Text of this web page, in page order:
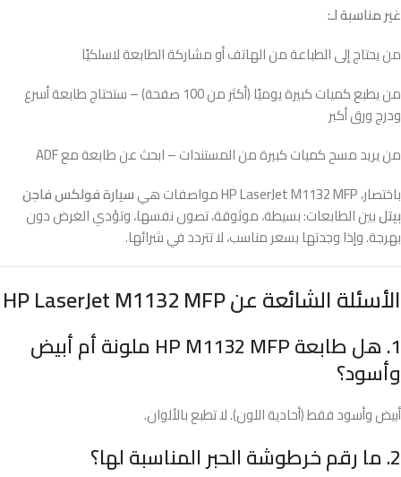
غير مناسبة لـ:
من يحتاج إلى الطباعة من الهاتف أو مشاركة الطابعة لاسلكيًا
من يطبع كميات كبيرة يوميًا (أكثر من 100 صفحة) – ستحتاج طابعة أسرع
ودرج ورق أكبر
من يريد مسح كميات كبيرة من المستندات – ابحث عن طابعة مع ADF
باختصار، HP LaserJet M1132 MFP مواصفات هي
سيارة فولكس فاجن
بيتلبين الطابعات: بسيطة، موثوقة، تصون نفسها، وتؤدي الغرض دون
بهرجة. وإذا وجدتها بسعر مناسب، لا تتردد في شرائها.
الأسئلة الشائعة عن HP LaserJet M1132 MFP
1. هل طابعة HP M1132 MFP ملونة أم أبيض
وأسود؟
أبيض وأسود فقط (أحادية اللون). لا تطبع بالألوان.
2. ما رقم خرطوشة الحبر المناسبة لها؟